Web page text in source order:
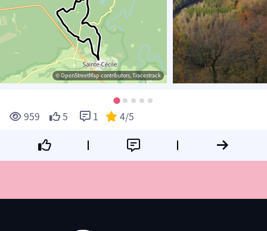
© OpenStreetMap contributors, Tracestrack
959 5 1 4/5